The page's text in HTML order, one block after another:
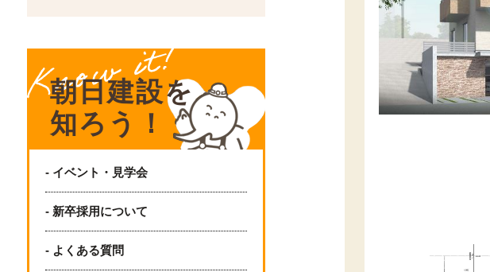
朝日建設を
知ろう！
- イベント・見学会
- 新卒採用について
- よくある質問